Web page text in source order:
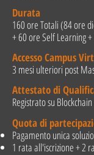
Durata
160 ore Totali (84 ore
+ 60 ore Self Learning
Accesso Campus
3 mesi ulteriori post
Attestato di
Registrato su
Quota di
Pagamento unica
1 rata all'iscrizione + 2